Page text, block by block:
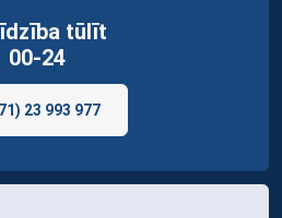
tūlīt
00-24
23 993 977